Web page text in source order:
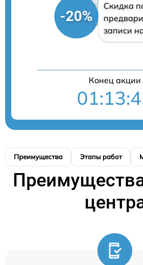
-20%
Скидка
записи
Конец акции
Преимущества Этапы работ